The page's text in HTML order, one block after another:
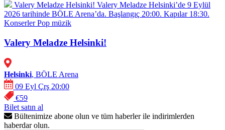
Valery Meladze Helsinki! Valery Meladze Helsinki’de 9 Eylül
2026 tarihinde BÖLE Arena’da. Başlangıç 20:00. Kapılar 18:30.
Konserler Pop müzik
Valery Meladze Helsinki!
Helsinki, BÖLE Arena
09 Eyl Çrş 20:00
€59
Bilet satın al
Bültenimize abone olun ve tüm haberler ile indirimlerden
haberdar olun.